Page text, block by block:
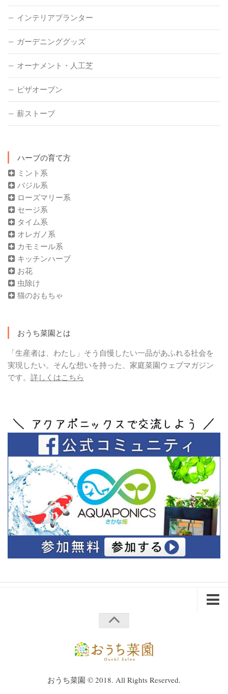
インテリアプランター
ガーデニンググッズ
オーナメント・人工芝
ピザオーブン
薪ストーブ
ハーブの育て方
ミント系
バジル系
ローズマリー系
セージ系
タイム系
オレガノ系
カモミール系
キッチンハーブ
お花
虫除け
猫のおもちゃ
おうち菜園とは
「生産者は、わたし」そう自慢したい一品があふれる社会を
実現したい。そんな想いを持った、家庭菜園ウェブマガジン
です。 詳しくはこちら
企業・法人様へおうち菜園 © 2018. All Rights Reserved.